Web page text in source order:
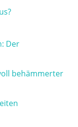
Der
behämmerter